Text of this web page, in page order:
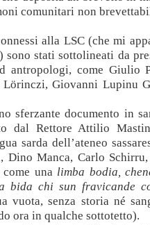
comunitari non
alla LSC (che mi
sono stati sottolineati da
antropologi, come Giulio
Lörinczi, Giovanni Lupinu
sferzante documento in
dal Rettore Attilio
sarda dell’ateneo
Dino Manca, Carlo
una limba bodia,
bida chi sun fravicande
vuota, senza storia né
ora in qualche sottotetto).